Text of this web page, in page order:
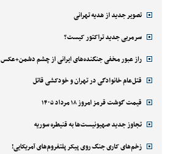
تصویر جدید از هدیه تهرانی
سرمربی جدید تراکتور کیست؟
راز عبور مخفی جنگنده‌های ایرانی از چشم دشمن+عکس
قتل‌‌عام خانوادگی در تهران و خودکشی قاتل
قیمت گوشت قرمز امروز ۱۸ مرداد ۱۴۰۵
تجاوز جدید صهیونیست‌ها به قنیطره سوریه
زخم‌های کاری جنگ روی پیکر پلتفروم‌های آمریکایی!